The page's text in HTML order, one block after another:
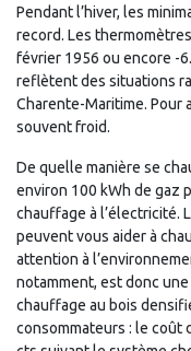
Pendant l’hiver, les
record. Les
février 1956 ou encore -
reflètent des situations
Charente-Maritime. Pour
souvent froid.
De quelle manière se
environ 100 kWh de gaz
chauffage à l’électricité.
peuvent vous aider à
attention à
notamment, est donc
chauffage au bois
consommateurs : le coût